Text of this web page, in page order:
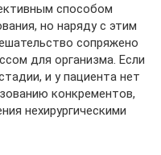
способом
но наряду с этим
сопряжено
для организма. Если
и у пациента нет
конкрементов,
нехирургическими